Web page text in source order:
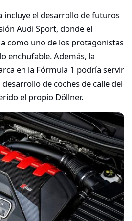
incluye el desarrollo de futuros
Audi Sport, donde el
como uno de los protagonistas
enchufable. Además, la
en la Fórmula 1 podría servir
de coches de calle del
el propio Döllner.